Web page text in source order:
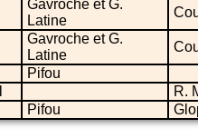
Gavroche et G.
Latine
Gavroche et G.
Latine
Pifou
R.
Pifou